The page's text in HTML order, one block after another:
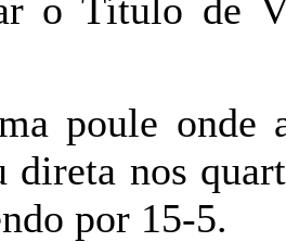
o Título de
poule onde
direta nos
por 15-5.